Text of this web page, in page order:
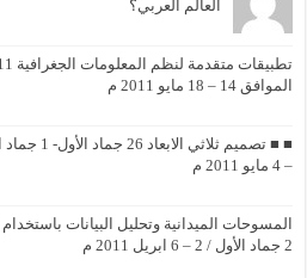
العالم العربي؟
الموافق 14 – 18 مايو 2011 م
– 4 مايو 2011 م
2 جماد الأول / 2 – 6 ابريل 2011 م